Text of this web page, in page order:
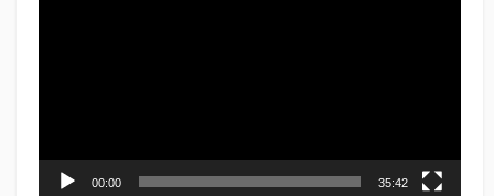
00:00 35:42